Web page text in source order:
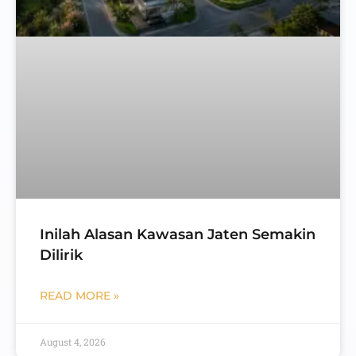
Inilah Alasan Kawasan Jaten Semakin
Dilirik
READ MORE »
August 4, 2026